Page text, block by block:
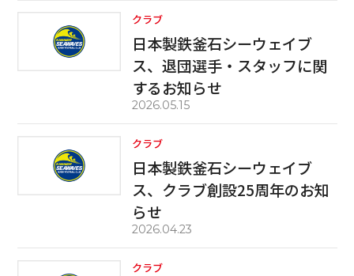
クラブ
日本製鉄釜石シーウェイブ
ス、退団選手・スタッフに関
するお知らせ
2026.05.15
クラブ
日本製鉄釜石シーウェイブ
ス、クラブ創設25周年のお知
らせ
2026.04.23
クラブ